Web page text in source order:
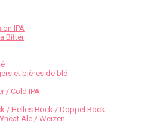
IPA
Bitter
et bières de blé
/ Cold IPA
/ Helles Bock / Doppel Bock
Ale / Weizen